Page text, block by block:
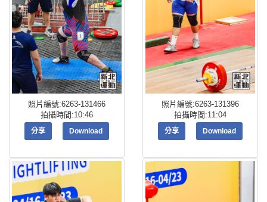
照片編號:6263-131466
拍攝時間:10:46
分享 Download
照片編號:6263-131396
拍攝時間:11:04
分享 Download